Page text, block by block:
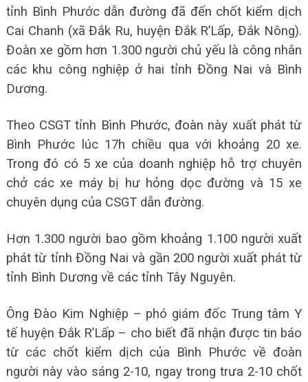
tỉnh Bình Phước dẫn đường đã đến chốt kiểm dịch
Cai Chanh (xã Đắk Ru, huyện Đắk R’Lấp, Đắk Nông).
Đoàn xe gồm hơn 1.300 người chủ yếu là công nhân
các khu công nghiệp ở hai tỉnh Đồng Nai và Bình
Dương.
Theo CSGT tỉnh Bình Phước, đoàn này xuất phát từ
Bình Phước lúc 17h chiều qua với khoảng 20 xe.
Trong đó có 5 xe của doanh nghiệp hỗ trợ chuyên
chở các xe máy bị hư hỏng dọc đường và 15 xe
chuyên dụng của CSGT dẫn đường.
Hơn 1.300 người bao gồm khoảng 1.100 người xuất
phát từ tỉnh Đồng Nai và gần 200 người xuất phát từ
tỉnh Bình Dương về các tỉnh Tây Nguyên.
Ông Đào Kim Nghiệp – phó giám đốc Trung tâm Y
tế huyện Đắk R’Lấp – cho biết đã nhận được tin báo
từ các chốt kiểm dịch của Bình Phước về đoàn
người này vào sáng 2-10, ngay trong trưa 2-10 chốt